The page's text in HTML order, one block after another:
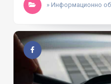
» Информационно